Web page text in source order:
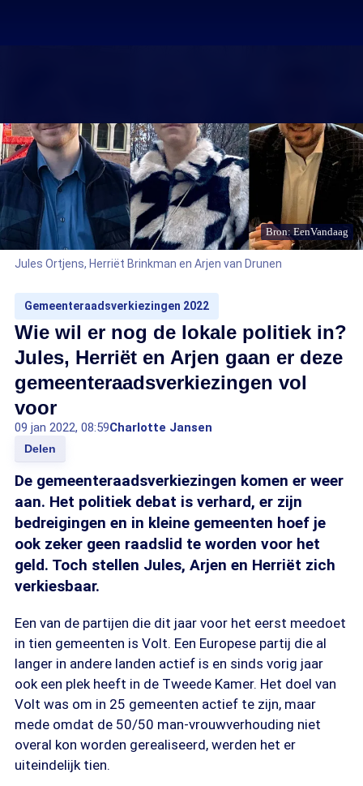
Bron: EenVandaag
Jules Ortjens, Herriët Brinkman en Arjen van Drunen
Gemeenteraadsverkiezingen 2022
Wie wil er nog de lokale politiek in?
Jules, Herriët en Arjen gaan er deze
gemeenteraadsverkiezingen vol
voor
09 jan 2022, 08:59Charlotte Jansen
Delen
De gemeenteraadsverkiezingen komen er weer
aan. Het politiek debat is verhard, er zijn
bedreigingen en in kleine gemeenten hoef je
ook zeker geen raadslid te worden voor het
geld. Toch stellen Jules, Arjen en Herriët zich
verkiesbaar.
Een van de partijen die dit jaar voor het eerst meedoet
in tien gemeenten is Volt. Een Europese partij die al
langer in andere landen actief is en sinds vorig jaar
ook een plek heeft in de Tweede Kamer. Het doel van
Volt was om in 25 gemeenten actief te zijn, maar
mede omdat de 50/50 man-vrouwverhouding niet
overal kon worden gerealiseerd, werden het er
uiteindelijk tien.